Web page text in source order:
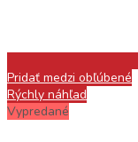
Pridať medzi obľúbené
Rýchly náhľad
Vypredané